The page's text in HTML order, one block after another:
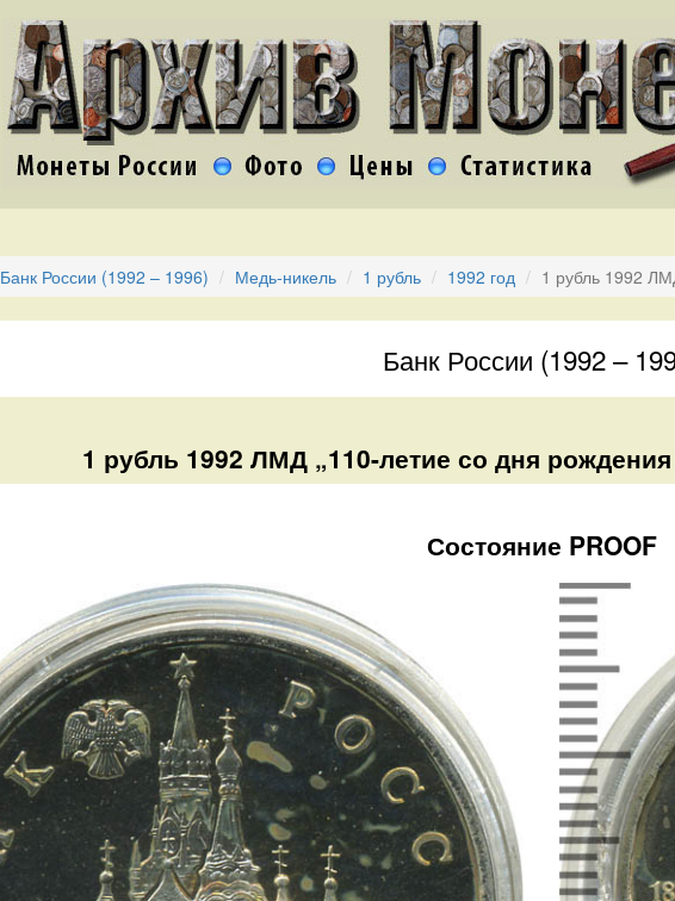
Банк России (1992 – 1996) Медь-никель 1 рубль 1992 год 1 рубль 1992
Банк России (1992 –
1 рубль 1992 ЛМД „110-летие со дня
Состояние PROOF